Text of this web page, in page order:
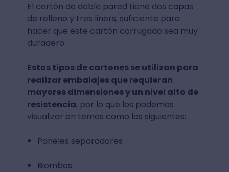
El cartón de doble pared tiene dos capas
de relleno y tres liners, suficiente para
hacer que este cartón corrugado sea muy
duradero.
Estos tipos de cartones se utilizan para
realizar embalajes que requieran
mayores dimensiones y un nivel alto de
resistencia, por lo que los podemos
visualizar en temas como los siguientes:
Paneles separadores
Biombos